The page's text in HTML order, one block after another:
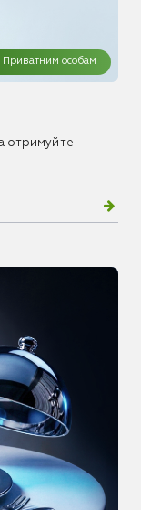
Приватним особам
отримуйте